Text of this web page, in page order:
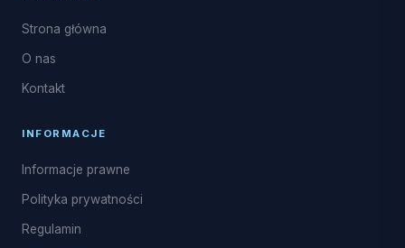
Strona główna
O nas
Kontakt
INFORMACJE
Informacje prawne
Polityka prywatności
Regulamin